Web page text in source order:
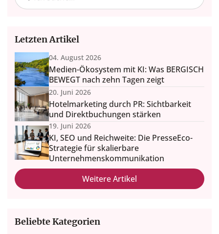
Letzten Artikel
04. August 2026
Medien-Ökosystem mit KI: Was BERGISCH
BEWEGT nach zehn Tagen zeigt
20. Juni 2026
Hotelmarketing durch PR: Sichtbarkeit
und Direktbuchungen stärken
19. Juni 2026
KI, SEO und Reichweite: Die PresseEco-
Strategie für skalierbare
Unternehmenskommunikation
Weitere Artikel
Beliebte Kategorien